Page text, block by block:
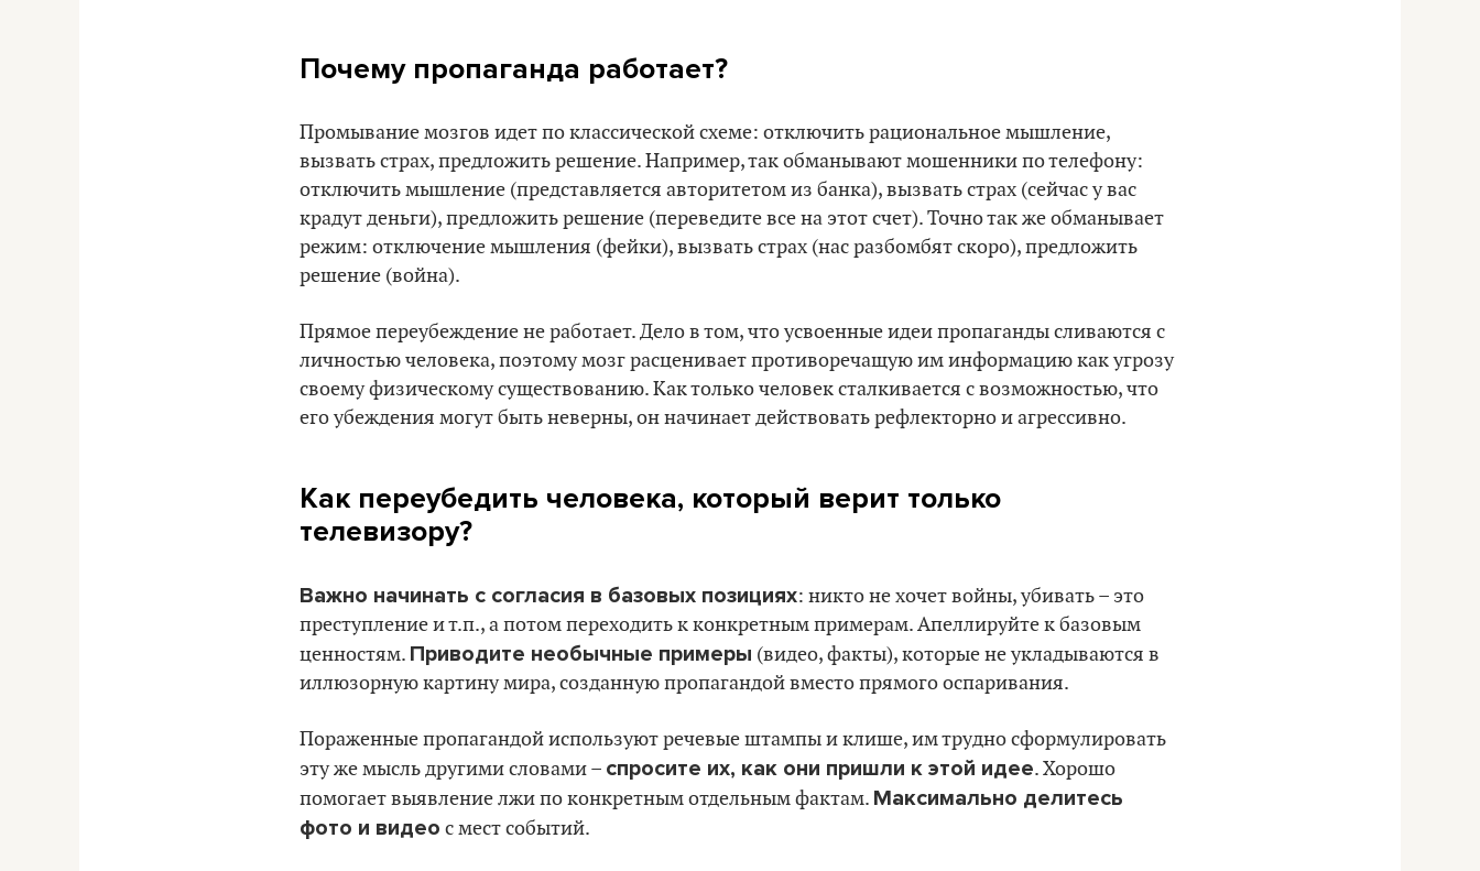
Почему пропаганда работает?
Промывание мозгов идет по классической схеме: отключить рациональное мышление,
вызвать страх, предложить решение. Например, так обманывают мошенники по телефону:
отключить мышление (представляется авторитетом из банка), вызвать страх (сейчас у вас
крадут деньги), предложить решение (переведите все на этот счет). Точно так же обманывает
режим: отключение мышления (фейки), вызвать страх (нас разбомбят скоро), предложить
решение (война).
Прямое переубеждение не работает. Дело в том, что усвоенные идеи пропаганды сливаются с
личностью человека, поэтому мозг расценивает противоречащую им информацию как угрозу
своему физическому существованию. Как только человек сталкивается с возможностью, что
его убеждения могут быть неверны, он начинает действовать рефлекторно и агрессивно.
Как переубедить человека, который верит только
телевизору?
Важно начинать с согласия в базовых позициях: никто не хочет войны, убивать – это
преступление и т.п., а потом переходить к конкретным примерам. Апеллируйте к базовым
ценностям. Приводите необычные примеры (видео, факты), которые не укладываются в
иллюзорную картину мира, созданную пропагандой вместо прямого оспаривания.
Пораженные пропагандой используют речевые штампы и клише, им трудно сформулировать
эту же мысль другими словами – спросите их, как они пришли к этой идее. Хорошо
помогает выявление лжи по конкретным отдельным фактам. Максимально делитесь
фото и видео с мест событий.